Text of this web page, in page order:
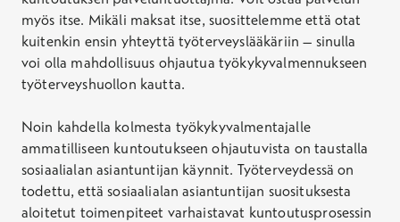
myös itse. Mikäli maksat itse, suosittelemme että otat
kuitenkin ensin yhteyttä työterveyslääkäriin – sinulla
voi olla mahdollisuus ohjautua työkykyvalmennukseen
työterveyshuollon kautta.
Noin kahdella kolmesta työkykyvalmentajalle
ammatilliseen kuntoutukseen ohjautuvista on taustalla
sosiaalialan asiantuntijan käynnit. Työterveydessä on
todettu, että sosiaalialan asiantuntijan suosituksesta
aloitetut toimenpiteet varhaistavat kuntoutusprosessin